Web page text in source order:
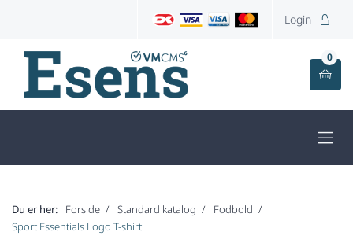
Login 

0

Du er her: Forside Standard katalog
Fodbold
Sport Essentials Logo T-shirt